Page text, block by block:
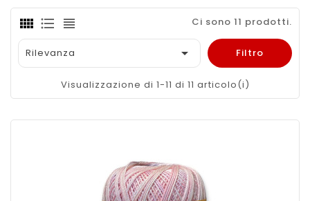
Ci sono 11 prodotti.
Rilevanza  Filtro
Visualizzazione di 1-11 di 11 articolo(i)